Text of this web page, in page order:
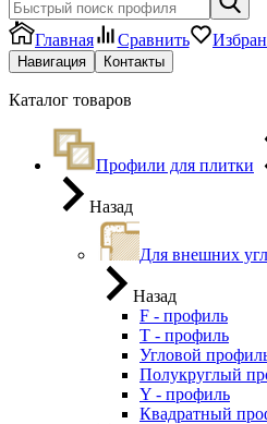
Главная Сравнить
Навигация Контакты
Каталог товаров
Профили для плитки
Назад
Для внешних
Назад
F - профиль
Т - профиль
Угловой
Полукруглый
Y - профиль
Квадратный